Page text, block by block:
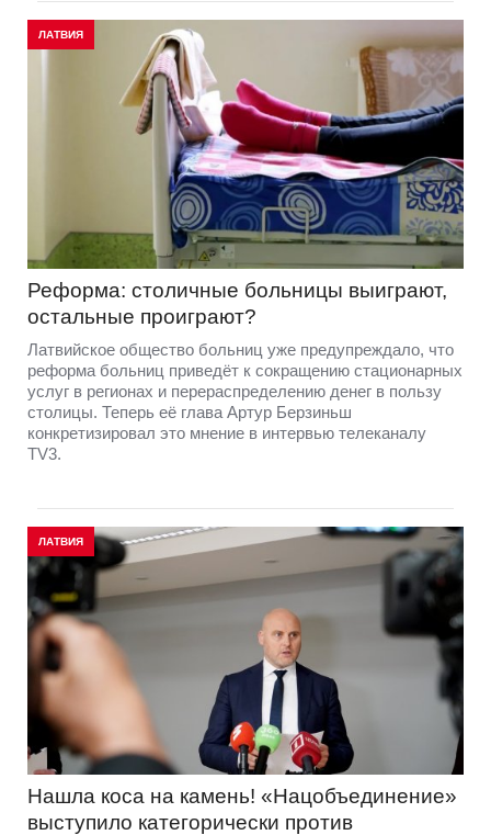
ЛАТВИЯ
Реформа: столичные больницы выиграют,
остальные проиграют?
Латвийское общество больниц уже предупреждало, что
реформа больниц приведёт к сокращению стационарных
услуг в регионах и перераспределению денег в пользу
столицы. Теперь её глава Артур Берзиньш
конкретизировал это мнение в интервью телеканалу
TV3.
ЛАТВИЯ
Нашла коса на камень! «Нацобъединение»
выступило категорически против